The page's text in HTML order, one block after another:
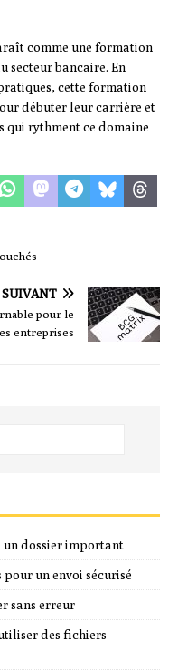
comme une formation
secteur bancaire. En
cette formation
débuter leur carrière et
qui rythment ce domaine
SUIVANT
pour le
entreprises
un dossier important
un envoi sécurisé
sans erreur
des fichiers